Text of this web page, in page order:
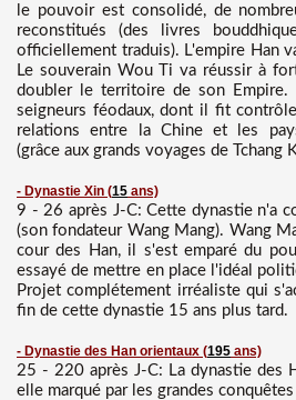
le pouvoir est consolidé, de
reconstitués (des livres
officiellement traduis). L'empire Han
Le souverain Wou Ti va réussir à
doubler le territoire de son
seigneurs féodaux, dont il fit
relations entre la Chine et les
(grâce aux grands voyages de Tchang
- Dynastie Xin (15 ans)
9 - 26 après J-C: Cette dynastie n'a
(son fondateur Wang Mang). Wang
cour des Han, il s'est emparé du
essayé de mettre en place l'idéal
Projet complétement irréaliste qui
fin de cette dynastie 15 ans plus tard.
- Dynastie des Han orientaux (195 ans)
25 - 220 après J-C: La dynastie des
elle marqué par les grandes